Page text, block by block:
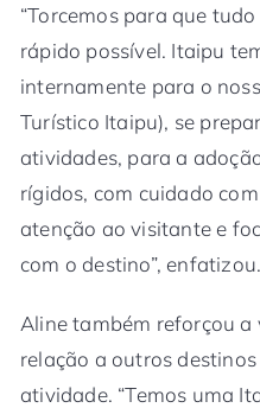
“Torcemos para que
rápido possível. Itaipu
internamente para o
Turístico Itaipu), se
atividades, para a
rígidos, com cuidado
atenção ao visitante e
com o destino”, enfatizou.
Aline também reforçou a
relação a outros
atividade. “Temos uma